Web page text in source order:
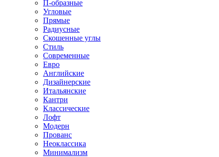
П-образные
Угловые
Прямые
Радиусные
Скошенные углы
Стиль
Современные
Евро
Английские
Дизайнерские
Итальянские
Кантри
Классические
Лофт
Модерн
Прованс
Неоклассика
Минимализм